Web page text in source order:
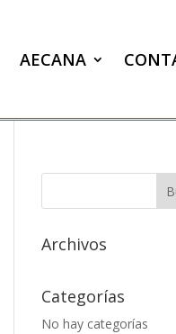
AECANA
Archivos
Categorías
No hay categorías